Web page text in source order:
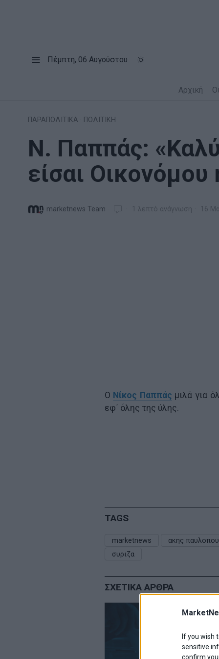
If you wish
sensitive
confirm
Πέμπτη, 06 Αυγούστου
Αρχική
ΠΑΡΑΠΟΛΙΤΙΚΑ ΠΟΛΙΤΙΚΗ
Ν. Παππάς:
είσαι
marketnews Team 1 λεπτό ανάγνωση 16
Ο Νίκος Παππάς μιλά για
εφ΄ όλης της ύλης.
TAGS
marketnews ακης
συριζα
ΣΧΕΤΙΚΑ ΑΡΘΡΑ